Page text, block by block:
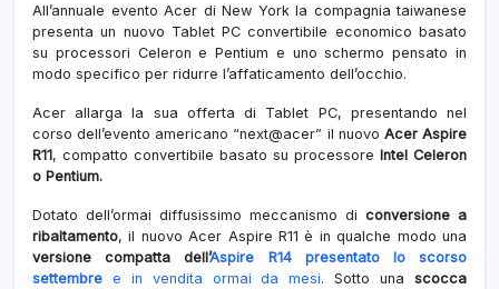
All’annuale evento Acer di New York la compagnia taiwanese
presenta un nuovo Tablet PC convertibile economico basato
su processori Celeron e Pentium e uno schermo pensato in
modo specifico per ridurre l’affaticamento dell’occhio.
Acer allarga la sua offerta di Tablet PC, presentando nel
corso dell’evento americano “next@acer” il nuovo Acer Aspire
R11, compatto convertibile basato su processore Intel Celeron
o Pentium.
Dotato dell’ormai diffusissimo meccanismo di conversione a
ribaltamento, il nuovo Acer Aspire R11 è in qualche modo una
versione compatta dell’Aspire R14 presentato lo scorso
settembre e in vendita ormai da mesi. Sotto unascocca